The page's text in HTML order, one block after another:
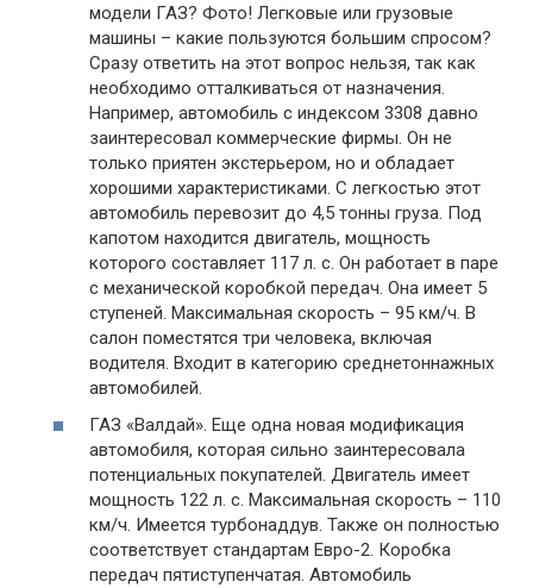
модели ГАЗ? Фото! Легковые или грузовые
машины – какие пользуются большим спросом?
Сразу ответить на этот вопрос нельзя, так как
необходимо отталкиваться от назначения.
Например, автомобиль с индексом 3308 давно
заинтересовал коммерческие фирмы. Он не
только приятен экстерьером, но и обладает
хорошими характеристиками. С легкостью этот
автомобиль перевозит до 4,5 тонны груза. Под
капотом находится двигатель, мощность
которого составляет 117 л. с. Он работает в паре
с механической коробкой передач. Она имеет 5
ступеней. Максимальная скорость – 95 км/ч. В
салон поместятся три человека, включая
водителя. Входит в категорию среднетоннажных
автомобилей.
ГАЗ «Валдай». Еще одна новая модификация
автомобиля, которая сильно заинтересовала
потенциальных покупателей. Двигатель имеет
мощность 122 л. с. Максимальная скорость – 110
км/ч. Имеется турбонаддув. Также он полностью
соответствует стандартам Евро-2. Коробка
передач пятиступенчатая. Автомобиль